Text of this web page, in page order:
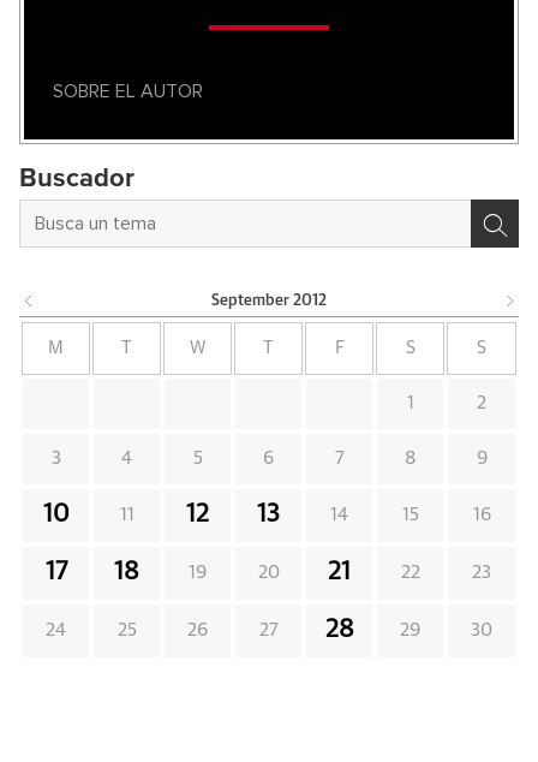
SOBRE EL AUTOR
Buscador
September 2012
M W F S S
1 2
3 4 5 6 7 8 9
10 11 12 13 14 15 16
17 18 19 20 21 22 23
24 25 26 27 28 29 30